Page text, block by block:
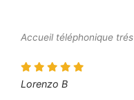
Accueil téléphonique
Lorenzo B